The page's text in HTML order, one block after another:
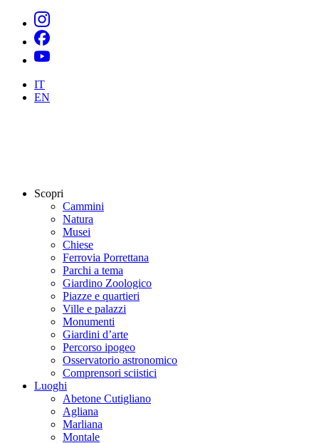
IT
EN
Scopri
Cammini
Natura
Musei
Chiese
Ferrovia Porrettana
Parchi a tema
Giardino Zoologico
Piazze e quartieri
Ville e palazzi
Monumenti
Giardini d’arte
Percorso ipogeo
Osservatorio astronomico
Comprensori sciistici
Luoghi
Abetone Cutigliano
Agliana
Marliana
Montale